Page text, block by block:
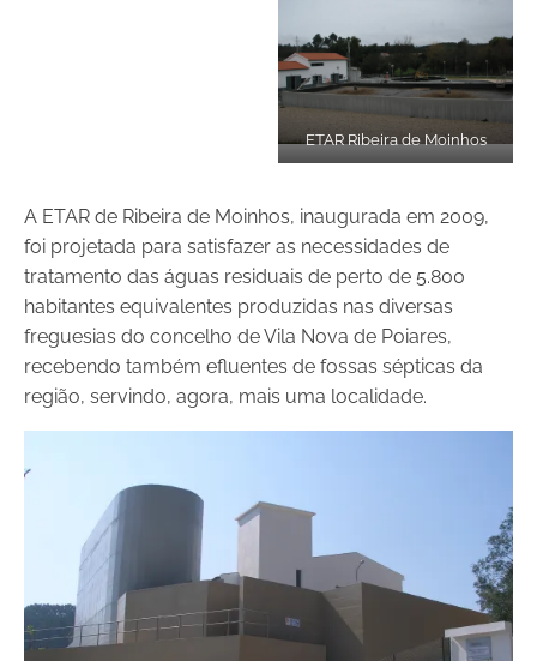
ETAR Ribeira de Moinhos
A ETAR de Ribeira de Moinhos, inaugurada em 2009,
foi projetada para satisfazer as necessidades de
tratamento das águas residuais de perto de 5.800
habitantes equivalentes produzidas nas diversas
freguesias do concelho de Vila Nova de Poiares,
recebendo também efluentes de fossas sépticas da
região, servindo, agora, mais uma localidade.